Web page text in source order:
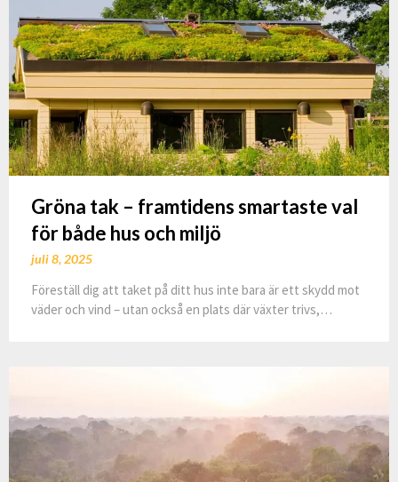
Gröna tak – framtidens smartaste val
för både hus och miljö
juli 8, 2025
Föreställ dig att taket på ditt hus inte bara är ett skydd mot
väder och vind – utan också en plats där växter trivs,…